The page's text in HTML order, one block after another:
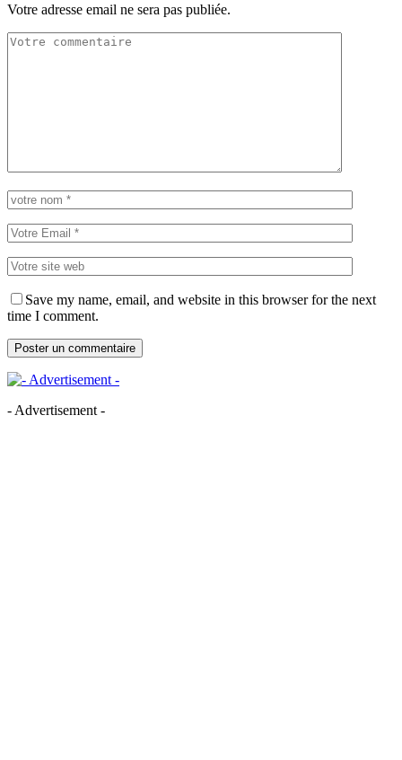
Votre adresse email ne sera pas publiée.
Save my name, email, and website in this browser for the next
time I comment.
- Advertisement -